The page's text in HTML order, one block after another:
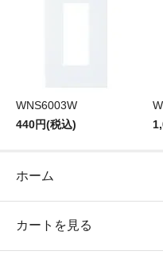
WNS6003W
440円(税込)
ホーム
カートを見る